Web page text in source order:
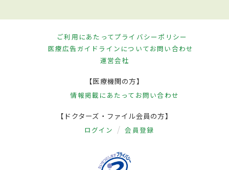
ご利用にあたってプライバシーポリシー
医療広告ガイドラインについてお問い合わせ
運営会社
【医療機関の方】
情報掲載にあたって お問い合わせ
【ドクターズ・ファイル会員の方】
ログイン 会員登録